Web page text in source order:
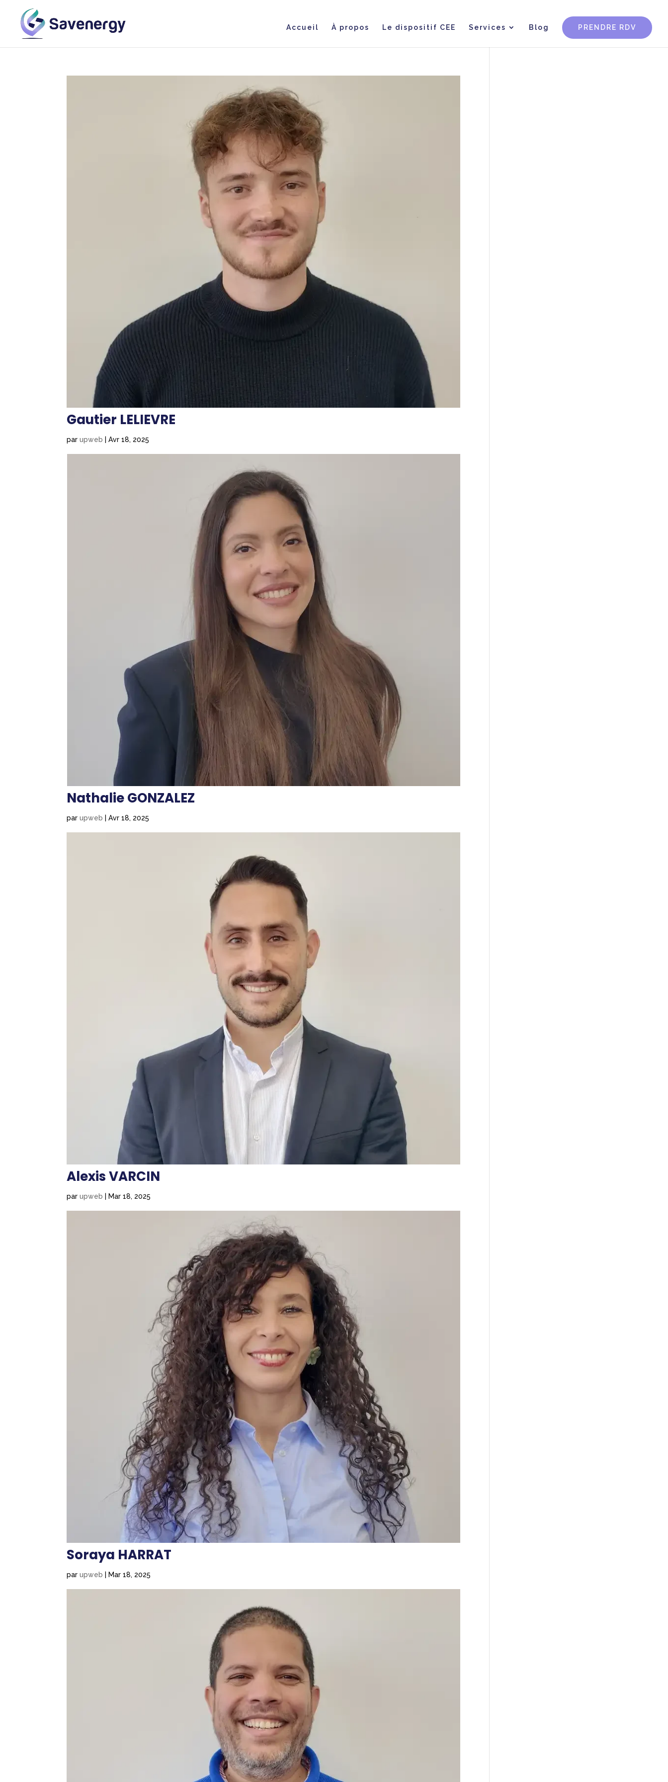
Accueil À propos Le dispositif CEE Services Blog PRENDRE RDV
Gautier LELIEVRE
parupweb |Avr 18, 2025
Nathalie GONZALEZ
parupweb |Avr 18, 2025
Alexis VARCIN
parupweb Mar 18, 2025
Soraya HARRAT
parupweb Mar 18, 2025